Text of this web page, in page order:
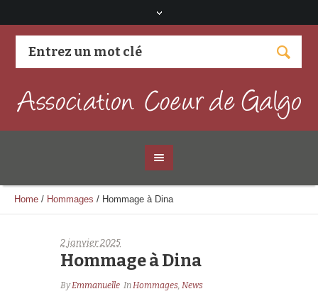
Home / Hommages / Hommage à Dina
2 janvier 2025
Hommage à Dina
ByEmmanuelle InHommages, News